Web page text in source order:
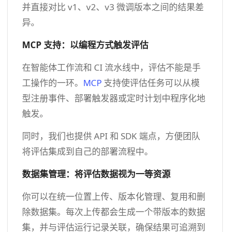
并直接对比 v1、v2、v3 微调版本之间的结果差
异。
MCP 支持：以编程方式触发评估
在智能体工作流和 CI 流水线中，评估不能是手
工操作的一环。 MCP 支持使评估任务可以从模
型注册事件、部署触发器或定时计划中程序化地
触发。
同时，我们也提供 API 和 SDK 端点，方便团队
将评估集成到自己的部署流程中。
数据集管理：将评估数据视为一等资源
你可以在统一位置上传、版本化管理、复用和删
除数据集。每次上传都会生成一个带版本的数据
集，并与评估运行记录关联，确保结果可追溯到